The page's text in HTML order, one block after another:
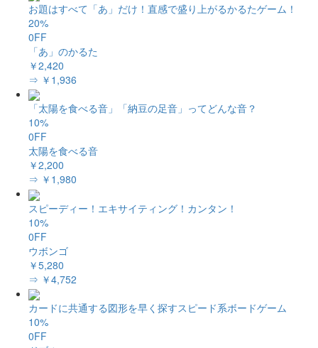
お題はすべて「あ」だけ！直感で盛り上がるかるたゲーム！
20%
0FF
「あ」のかるた
￥2,420
⇒ ￥1,936
「太陽を食べる音」「納豆の足音」ってどんな音？
10%
0FF
太陽を食べる音
￥2,200
⇒ ￥1,980
スピーディー！エキサイティング！カンタン！
10%
0FF
ウボンゴ
￥5,280
⇒ ￥4,752
カードに共通する図形を早く探すスピード系ボードゲーム
10%
0FF